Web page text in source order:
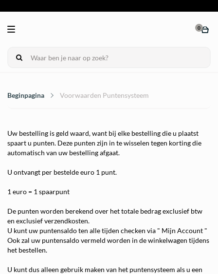
0
Beginpagina Voorwaarden Puntensysteem
Uw bestelling is geld waard, want bij elke bestelling die u plaatst
spaart u punten. Deze punten zijn in te wisselen tegen korting die
automatisch van uw bestelling afgaat.
U ontvangt per bestelde euro 1 punt.
1 euro = 1 spaarpunt
De punten worden berekend over het totale bedrag exclusief btw
en exclusief verzendkosten.
U kunt uw puntensaldo ten alle tijden checken via " Mijn Account "
Ook zal uw puntensaldo vermeld worden in de winkelwagen tijdens
het bestellen.
U kunt dus alleen gebruik maken van het puntensysteem als u een